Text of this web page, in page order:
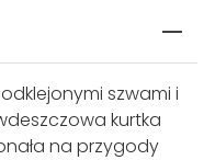
szwami i
kurtka
na przygody